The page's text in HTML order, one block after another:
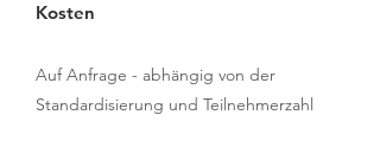
Kosten
Auf Anfrage - abhängig von der
Standardisierung und Teilnehmerzahl